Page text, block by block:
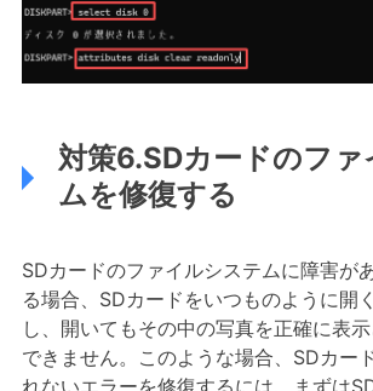
対策6.SDカードのフ
ムを修復する
SDカードのファイルシステムに障害が
る場合、SDカードをいつものように開
し、開いてもその中の写真を正確に表
できません。このような場合、SDカー